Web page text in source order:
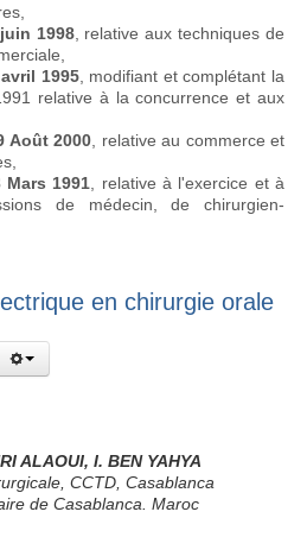
1998, relative aux techniques de
1995, modifiant et complétant la
relative à la concurrence et aux
Août 2000 , relative au commerce et
1991 , relative à l'exercice et à
de médecin, de chirurgien-
en chirurgie orale
ALAOUI, I. BEN YAHYA
CCTD, Casablanca
de Casablanca. Maroc